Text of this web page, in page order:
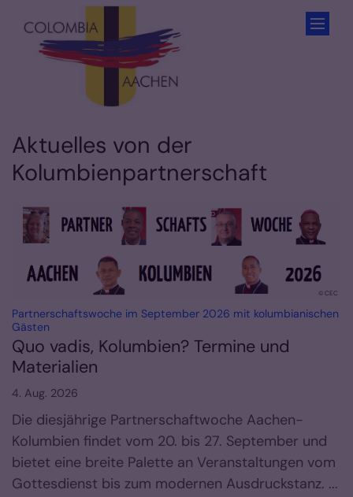
Zum Inhalt springen
Aktuelles von der
Kolumbienpartnerschaft
© CEC
Partnerschaftswoche im September 2026 mit kolumbianischen
Gästen
Quo vadis, Kolumbien? Termine und
Materialien
4. Aug. 2026
Die diesjährige Partnerschaftwoche Aachen-
Kolumbien findet vom 20. bis 27. September und
bietet eine breite Palette an Veranstaltungen vom
Gottesdienst bis zum modernen Ausdruckstanz. ...